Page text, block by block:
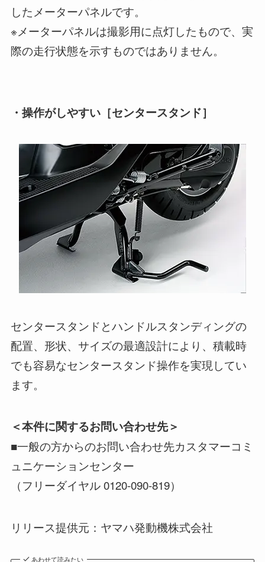
したメーターパネルです。
※メーターパネルは撮影用に点灯したもので、実
際の走行状態を示すものではありません。
・操作がしやすい［センタースタンド］
センタースタンドとハンドルスタンディングの
配置、形状、サイズの最適設計により、積載時
でも容易なセンタースタンド操作を実現してい
ます。
＜本件に関するお問い合わせ先＞
■一般の方からのお問い合わせ先カスタマーコミ
ュニケーションセンター
（フリーダイヤル 0120-090-819）
リリース提供元：ヤマハ発動機株式会社
あわせて読みたい